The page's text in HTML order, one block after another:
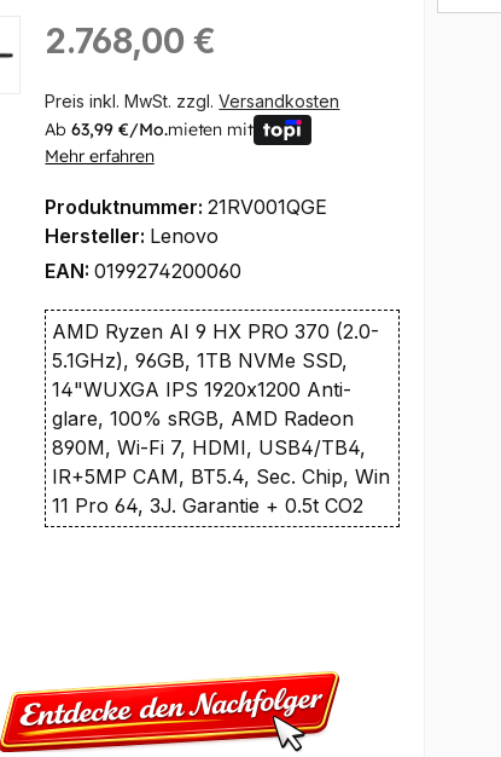
Regulärer Preis:
2.768,00 €
Preis inkl. MwSt. zzgl.Versandkosten
Ab63,99 €/Mo.mieten mit
Mehr erfahren
Produktnummer:21RV001QGE
Hersteller: Lenovo
EAN:0199274200060
AMD Ryzen AI 9 HX PRO 370 (2.0-
5.1GHz), 96GB, 1TB NVMe SSD,
14"WUXGA IPS 1920x1200 Anti-
glare, 100% sRGB, AMD Radeon
890M, Wi-Fi 7, HDMI, USB4/TB4,
IR+5MP CAM, BT5.4, Sec. Chip, Win
11 Pro 64, 3J. Garantie + 0.5t CO2